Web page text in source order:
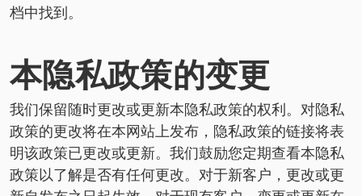
档中找到。
本隐私政策的变更
我们保留随时更改或更新本隐私政策的权利。对隐私
政策的更改将在本网站上发布，隐私政策的链接将表
明该政策已更改或更新。我们鼓励您定期查看本隐私
政策以了解是否有任何更改。对于新客户，更改或更